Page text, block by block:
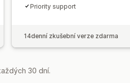
Priority support
14denní zkušební verze zdarma
30 dní.